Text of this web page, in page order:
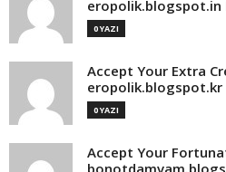
eropolik.blogspot.in
0 YAZI
Accept Your Extra
eropolik.blogspot.kr
0 YAZI
Accept Your